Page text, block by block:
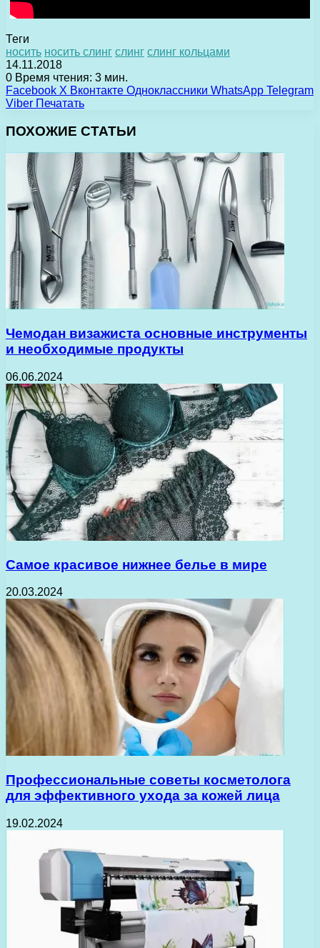
Теги
носить носить слинг слинг слинг кольцами
14.11.2018
0 Время чтения: 3 мин.
Facebook X Вконтакте Одноклассники WhatsApp Telegram
Viber Печатать
ПОХОЖИЕ СТАТЬИ
Чемодан визажиста основные инструменты
и необходимые продукты
06.06.2024
Самое красивое нижнее белье в мире
20.03.2024
Профессиональные советы косметолога
для эффективного ухода за кожей лица
19.02.2024